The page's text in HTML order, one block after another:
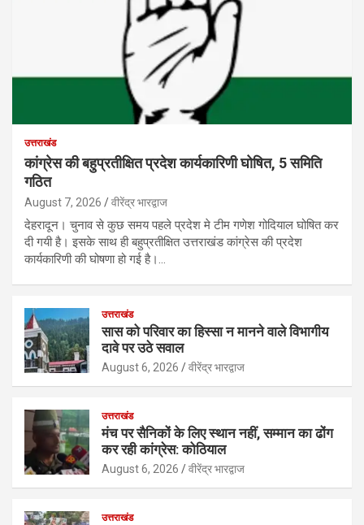
उत्तराखंड
कांग्रेस की बहुप्रतीक्षित प्रदेश कार्यकारिणी घोषित, 5 समिति
गठित
August 7, 2026 वीरेंद्र भारद्वाज
देहरादून। चुनाव से कुछ समय पहले प्रदेश मे टीम गणेश गोदियाल घोषित कर
दी गयी है। इसके साथ ही बहुप्रतीक्षित उत्तराखंड कांग्रेस की प्रदेश
कार्यकारिणी की घोषणा हो गई है।…
उत्तराखंड
सास को परिवार का हिस्सा न मानने वाले विभागीय
दावे पर उठे सवाल
August 6, 2026 वीरेंद्र भारद्वाज
उत्तराखंड
मंच पर सैनिकों के लिए स्थान नहीं, सम्मान का ढोंग
कर रही कांग्रेस: कोठियाल
August 6, 2026 वीरेंद्र भारद्वाज
उत्तराखंड